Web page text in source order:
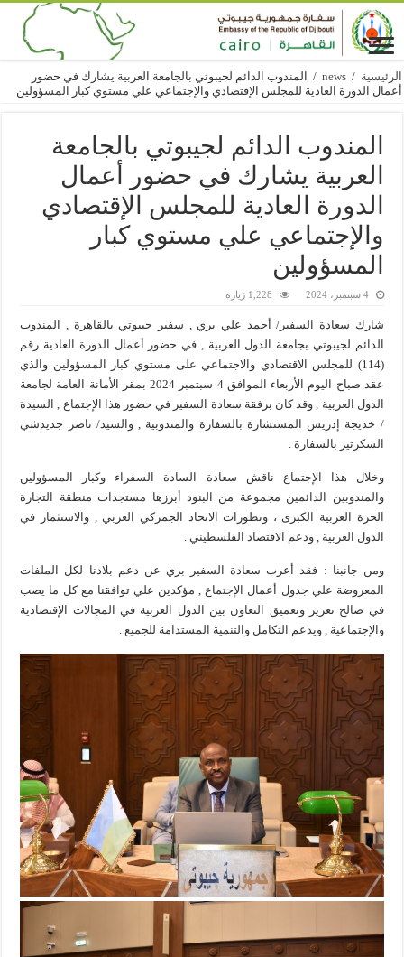
الرئيسية /
news
/ المندوب الدائم لجيبوتي بالجامعة العربية يشارك في حضور
أعمال الدورة العادية للمجلس الإقتصادي والإجتماعي علي مستوي كبار المسؤولين
المندوب الدائم لجيبوتي بالجامعة
العربية يشارك في حضور أعمال
الدورة العادية للمجلس الإقتصادي
والإجتماعي علي مستوي كبار
المسؤولين
4 سبتمبر، 2024 1,228 زيارة
شارك سعادة السفير/ أحمد علي بري , سفير جيبوتي بالقاهرة , المندوب
الدائم لجيبوتي بجامعة الدول العربية , في حضور أعمال الدورة العادية رقم
(114) للمجلس الاقتصادي والاجتماعي على مستوي كبار المسؤولين والذي
عقد صباح اليوم الأربعاء الموافق 4 سبتمبر 2024 بمقر الأمانة العامة لجامعة
الدول العربية , وقد كان برفقة سعادة السفير في حضور هذا الإجتماع , السيدة
/ خديجة إدريس المستشارة بالسفارة والمندوبية , والسيد/ ناصر جديدشي
السكرتير بالسفارة .
وخلال هذا الإجتماع ناقش سعادة السادة السفراء وكبار المسؤولين
والمندوبين الدائمين مجموعة من البنود أبرزها مستجدات منطقة التجارة
الحرة العربية الكبرى ، وتطورات الاتحاد الجمركي العربي , والاستثمار في
الدول العربية , ودعم الاقتصاد الفلسطيني .
ومن جانبنا : فقد أعرب سعادة السفير بري عن دعم بلادنا لكل الملفات
المعروضة علي جدول أعمال الإجتماع , مؤكدين علي توافقنا مع كل ما يصب
في صالح تعزيز وتعميق التعاون بين الدول العربية في المجالات الإقتصادية
والإجتماعية , ويدعم التكامل والتنمية المستدامة للجميع .